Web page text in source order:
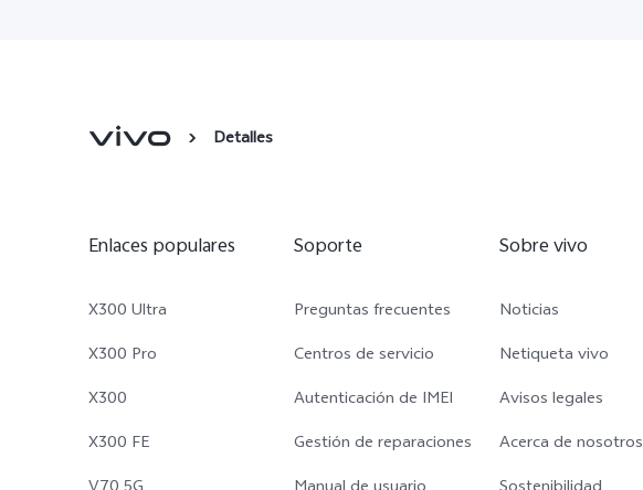
Detalles
Enlaces populares
X300 Ultra
X300 Pro
X300
X300 FE
Soporte
Preguntas frecuentes
Centros de servicio
Autenticación de IMEI
Gestión de reparaciones
Sobre vivo
Noticias
Netiqueta vivo
Avisos legales
Acerca de nosotros